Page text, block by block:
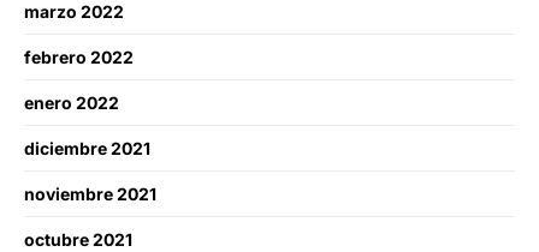
marzo 2022
febrero 2022
enero 2022
diciembre 2021
noviembre 2021
octubre 2021